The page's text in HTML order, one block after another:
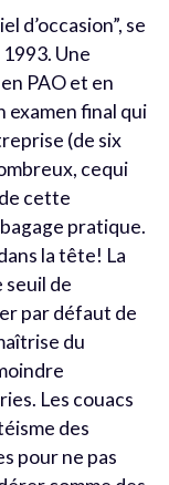
d’occasion”, se
Une
PAO et en
final qui
(de six
cequi
cette
pratique.
la tête! La
de
par défaut de
du
Les couacs
des
pour ne pas